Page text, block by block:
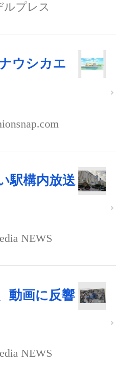
ルプレス
ウシカエ
駅構内放送
NEWS
動画に反響
NEWS